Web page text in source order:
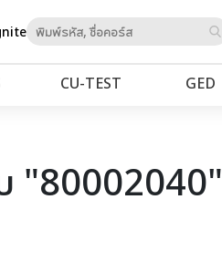
to
CU‑TEST GED
"80002040"